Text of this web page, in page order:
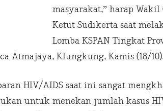
masyarakat,” harap
Ketut Sudikerta saat
Lomba KSPAN Tingkat
Atmajaya, Klungkung, Kamis (18/
HIV/AIDS saat ini sangat
untuk menekan jumlah kasus